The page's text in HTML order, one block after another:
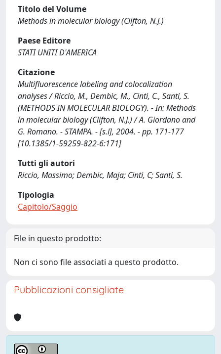
Titolo del Volume
Methods in molecular biology (Clifton, N.J.)
Paese Editore
STATI UNITI D'AMERICA
Citazione
Multifluorescence labeling and colocalization
analyses / Riccio, M., Dembic, M., Cinti, C., Santi, S.
(METHODS IN MOLECULAR BIOLOGY). - In: Methods
in molecular biology (Clifton, N.J.) / A. Giordano and
G. Romano. - STAMPA. - [s.l], 2004. - pp. 171-177
[10.1385/1-59259-822-6:171]
Tutti gli autori
Riccio, Massimo; Dembic, Maja; Cinti, C; Santi, S.
Tipologia
Capitolo/Saggio
File in questo prodotto:
Non ci sono file associati a questo prodotto.
Pubblicazioni consigliate